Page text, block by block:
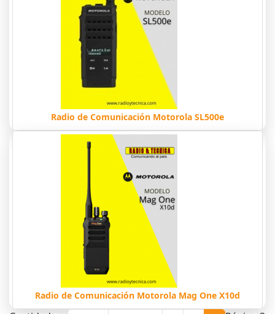
Radio de Comunicación Motorola SL500e
Radio de Comunicación Motorola Mag One X10d